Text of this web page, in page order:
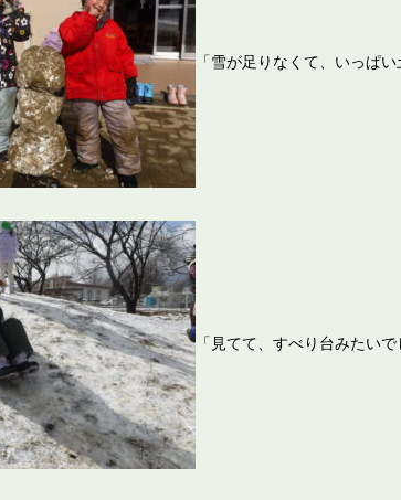
「雪が足りなくて、いっぱ
「見てて、すべり台みたいで